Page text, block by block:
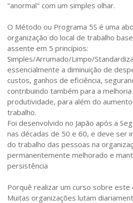
"anormal" com um simples olhar.
O Método ou Programa 5S é uma
organização do local de trabalho
assente em 5 princípios:
Simples/Arrumado/Limpo/
essencialmente a diminuição de
custos, ganhos de eficiência,
contribuindo também para a
produtividade, para além do
trabalho.
Foi desenvolvido no Japão após a
nas décadas de 50 e 60, e deve ser
do trabalho das pessoas na
permanentemente melhorado e
persistência
Porquê realizar um curso sobre este
Muitas organizações lutam